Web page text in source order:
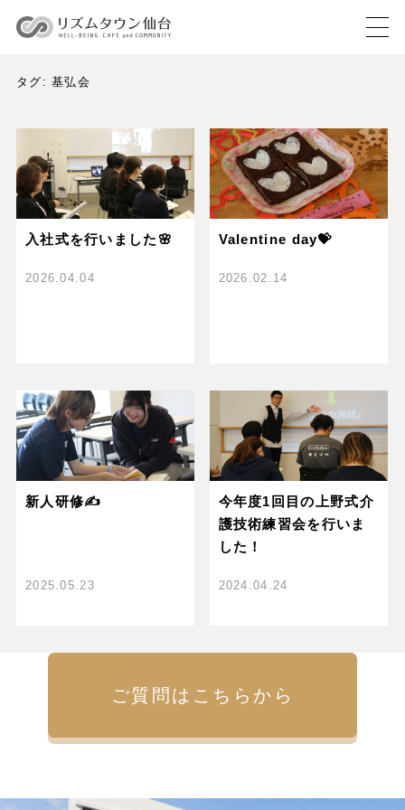
タグ:基弘会
入社式を行いました🌸
2026.04.04
Valentine day💝
2026.02.14
新人研修✍️
2025.05.23
今年度1回目の上野式介
護技術練習会を行いま
した！
2024.04.24
ご質問はこちらから